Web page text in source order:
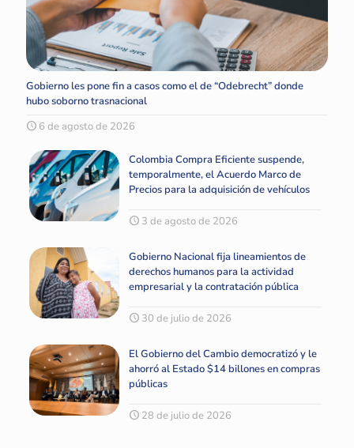
Gobierno les pone fin a casos como el de “Odebrecht” donde
hubo soborno trasnacional
6 de agosto de 2026
Colombia Compra Eficiente suspende,
temporalmente, el Acuerdo Marco de
Precios para la adquisición de vehículos
3 de agosto de 2026
Gobierno Nacional fija lineamientos de
derechos humanos para la actividad
empresarial y la contratación pública
30 de julio de 2026
El Gobierno del Cambio democratizó y le
ahorró al Estado $14 billones en compras
públicas
28 de julio de 2026